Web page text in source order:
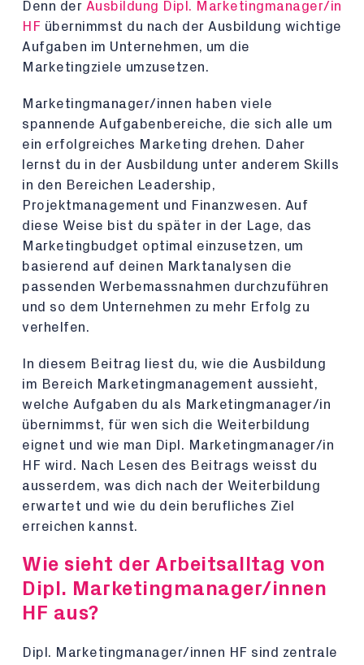
Denn der Ausbildung Dipl. Marketingmanager/in
HF übernimmst du nach der Ausbildung wichtige
Aufgaben im Unternehmen, um die
Marketingziele umzusetzen.
Marketingmanager/innen haben viele
spannende Aufgabenbereiche, die sich alle um
ein erfolgreiches Marketing drehen. Daher
lernst du in der Ausbildung unter anderem Skills
in den Bereichen Leadership,
Projektmanagement und Finanzwesen. Auf
diese Weise bist du später in der Lage, das
Marketingbudget optimal einzusetzen, um
basierend auf deinen Marktanalysen die
passenden Werbemassnahmen durchzuführen
und so dem Unternehmen zu mehr Erfolg zu
verhelfen.
In diesem Beitrag liest du, wie die Ausbildung
im Bereich Marketingmanagement aussieht,
welche Aufgaben du als Marketingmanager/in
übernimmst, für wen sich die Weiterbildung
eignet und wie man Dipl. Marketingmanager/in
HF wird. Nach Lesen des Beitrags weisst du
ausserdem, was dich nach der Weiterbildung
erwartet und wie du dein berufliches Ziel
erreichen kannst.
Wie sieht der Arbeitsalltag von
Dipl. Marketingmanager/innen
HF aus?
Dipl. Marketingmanager/innen HF sind zentrale